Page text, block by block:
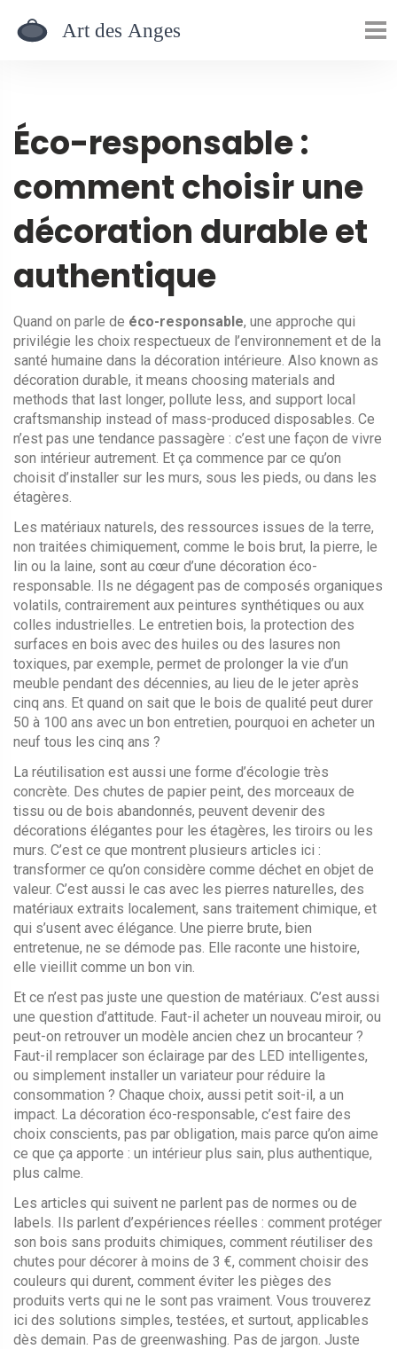
Éco-responsable :
comment choisir une
décoration durable et
authentique
Quand on parle de éco-responsable, une approche qui
privilégie les choix respectueux de l’environnement et de la
santé humaine dans la décoration intérieure. Also known as
décoration durable, it means choosing materials and
methods that last longer, pollute less, and support local
craftsmanship instead of mass-produced disposables. Ce
n’est pas une tendance passagère : c’est une façon de vivre
son intérieur autrement. Et ça commence par ce qu’on
choisit d’installer sur les murs, sous les pieds, ou dans les
étagères.
Les matériaux naturels, des ressources issues de la terre,
non traitées chimiquement, comme le bois brut, la pierre, le
lin ou la laine, sont au cœur d’une décoration éco-
responsable. Ils ne dégagent pas de composés organiques
volatils, contrairement aux peintures synthétiques ou aux
colles industrielles. Le entretien bois, la protection des
surfaces en bois avec des huiles ou des lasures non
toxiques, par exemple, permet de prolonger la vie d’un
meuble pendant des décennies, au lieu de le jeter après
cinq ans. Et quand on sait que le bois de qualité peut durer
50 à 100 ans avec un bon entretien, pourquoi en acheter un
neuf tous les cinq ans ?
La réutilisation est aussi une forme d’écologie très
concrète. Des chutes de papier peint, des morceaux de
tissu ou de bois abandonnés, peuvent devenir des
décorations élégantes pour les étagères, les tiroirs ou les
murs. C’est ce que montrent plusieurs articles ici :
transformer ce qu’on considère comme déchet en objet de
valeur. C’est aussi le cas avec les pierres naturelles, des
matériaux extraits localement, sans traitement chimique, et
qui s’usent avec élégance. Une pierre brute, bien
entretenue, ne se démode pas. Elle raconte une histoire,
elle vieillit comme un bon vin.
Et ce n’est pas juste une question de matériaux. C’est aussi
une question d’attitude. Faut-il acheter un nouveau miroir, ou
peut-on retrouver un modèle ancien chez un brocanteur ?
Faut-il remplacer son éclairage par des LED intelligentes,
ou simplement installer un variateur pour réduire la
consommation ? Chaque choix, aussi petit soit-il, a un
impact. La décoration éco-responsable, c’est faire des
choix conscients, pas par obligation, mais parce qu’on aime
ce que ça apporte : un intérieur plus sain, plus authentique,
plus calme.
Les articles qui suivent ne parlent pas de normes ou de
labels. Ils parlent d’expériences réelles : comment protéger
son bois sans produits chimiques, comment réutiliser des
chutes pour décorer à moins de 3 €, comment choisir des
couleurs qui durent, comment éviter les pièges des
produits verts qui ne le sont pas vraiment. Vous trouverez
ici des solutions simples, testées, et surtout, applicables
dès demain. Pas de greenwashing. Pas de jargon. Juste